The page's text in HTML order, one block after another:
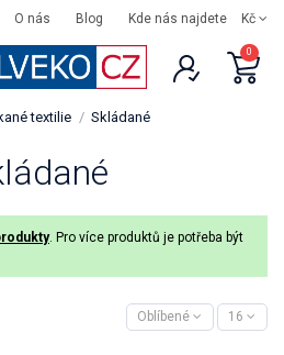
O nás Blog Kde nás najdete Kč
0
textilie Skládané
. Pro více produktů je potřeba být
Oblíbené 16